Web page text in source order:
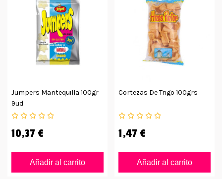
Jumpers Mantequilla 100gr
9ud
10,37 €
Añadir al carrito
Cortezas De Trigo 100grs
1,47 €
Añadir al carrito